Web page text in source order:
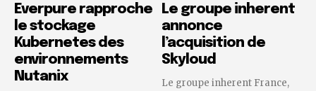
Everpure rapproche
le stockage
Kubernetes des
environnements
Nutanix
Le groupe inherent
annonce
l’acquisition de
Skyloud
Le groupe inherent France,